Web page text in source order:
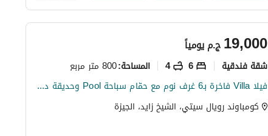
ج.م19,000 يومياً
شقة فندقية 6
4 المساحة:800 متر مربع
فيلا Villa فاخرة بـ6 غرف نوم مع حمّام سباحة Pool وحديقة داخل كمبوند رويال سيتي Royal City – الشيخ زايد Sheikh Zayed
كومباوند رويال سيتي، الشيخ زايد، الجيزة